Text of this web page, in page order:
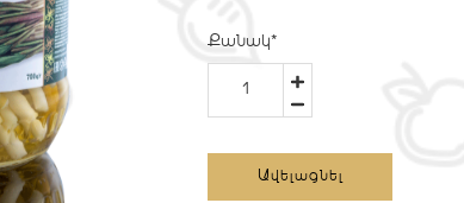
Քանակ*
Ավելացնել